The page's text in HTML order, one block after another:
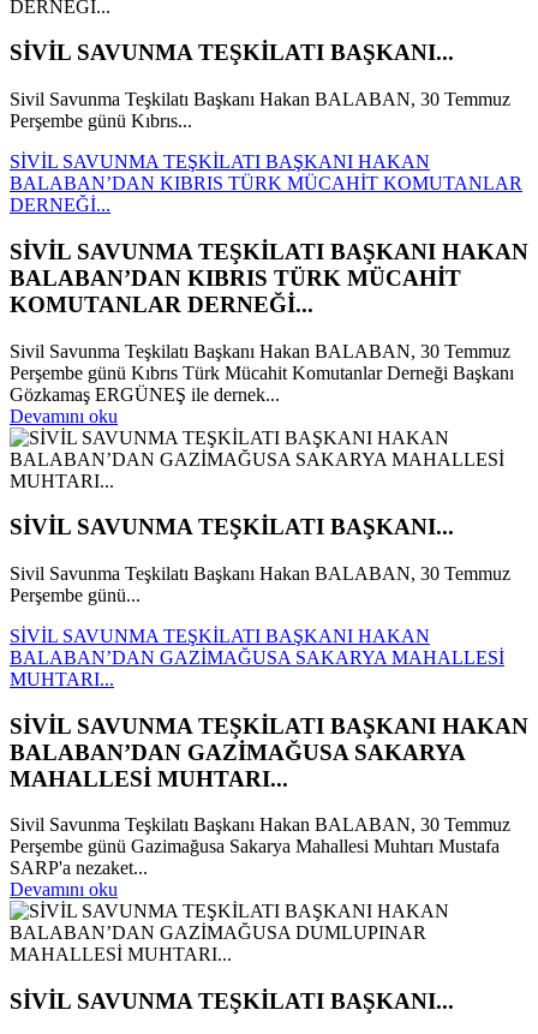
SİVİL SAVUNMA TEŞKİLATI BAŞKANI...
Sivil Savunma Teşkilatı Başkanı Hakan BALABAN, 30 Temmuz
Perşembe günü Kıbrıs...
SİVİL SAVUNMA TEŞKİLATI BAŞKANI HAKAN
BALABAN’DAN KIBRIS TÜRK MÜCAHİT KOMUTANLAR
DERNEĞİ...
SİVİL SAVUNMA TEŞKİLATI BAŞKANI HAKAN
BALABAN’DAN KIBRIS TÜRK MÜCAHİT
KOMUTANLAR DERNEĞİ...
Sivil Savunma Teşkilatı Başkanı Hakan BALABAN, 30 Temmuz
Perşembe günü Kıbrıs Türk Mücahit Komutanlar Derneği Başkanı
Gözkamaş ERGÜNEŞ ile dernek...
Devamını oku
SİVİL SAVUNMA TEŞKİLATI BAŞKANI...
Sivil Savunma Teşkilatı Başkanı Hakan BALABAN, 30 Temmuz
Perşembe günü...
SİVİL SAVUNMA TEŞKİLATI BAŞKANI HAKAN
BALABAN’DAN GAZİMAĞUSA SAKARYA MAHALLESİ
MUHTARI...
SİVİL SAVUNMA TEŞKİLATI BAŞKANI HAKAN
BALABAN’DAN GAZİMAĞUSA SAKARYA
MAHALLESİ MUHTARI...
Sivil Savunma Teşkilatı Başkanı Hakan BALABAN, 30 Temmuz
Perşembe günü Gazimağusa Sakarya Mahallesi Muhtarı Mustafa
SARP'a nezaket...
Devamını oku
SİVİL SAVUNMA TEŞKİLATI BAŞKANI...